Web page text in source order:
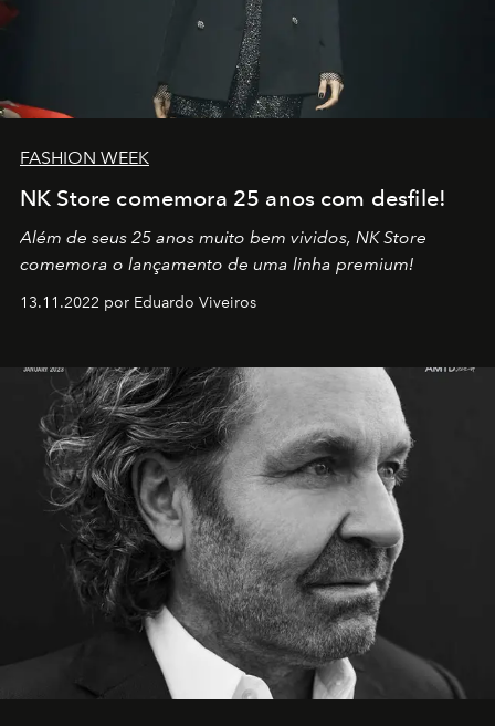
FASHION WEEK
NK Store comemora 25 anos com desfile!
Além de seus 25 anos muito bem vividos, NK Store
comemora o lançamento de uma linha premium!
13.11.2022 por Eduardo Viveiros